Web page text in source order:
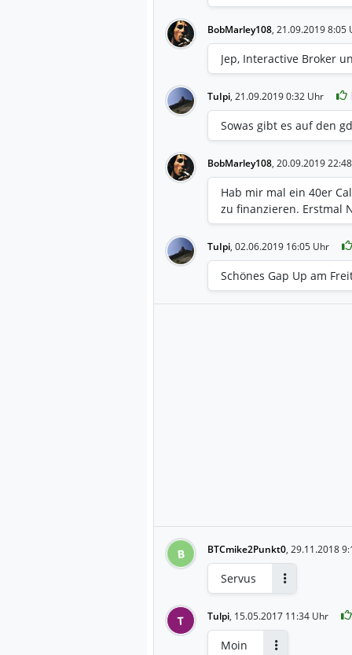
BobMarley108, 21.09.2019 8:05
Jep, Interactive Broker
TuIpi, 21.09.2019 0:32 Uhr
Sowas gibt es auf den
BobMarley108, 20.09.2019
Hab mir mal ein 40er
zu finanzieren. Erstmal
TuIpi, 02.06.2019 16:05 Uhr
Schönes Gap Up am
B BTCmike2Punkt0, 29.11.2018
Servus
T Tulpi, 15.05.2017 11:34 Uhr
Moin